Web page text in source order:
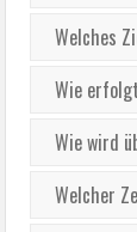
Welches
Wie
Wie wird
Welcher